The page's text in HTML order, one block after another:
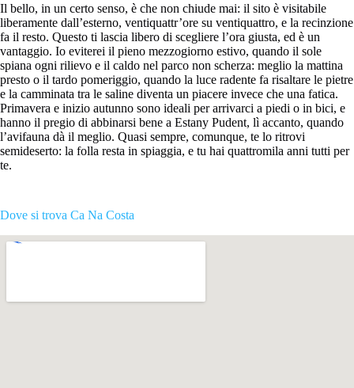
Il bello, in un certo senso, è che non chiude mai: il sito è visitabile
liberamente dall’esterno, ventiquattr’ore su ventiquattro, e la recinzione
fa il resto. Questo ti lascia libero di scegliere l’ora giusta, ed è un
vantaggio. Io eviterei il pieno mezzogiorno estivo, quando il sole
spiana ogni rilievo e il caldo nel parco non scherza: meglio la mattina
presto o il tardo pomeriggio, quando la luce radente fa risaltare le pietre
e la camminata tra le saline diventa un piacere invece che una fatica.
Primavera e inizio autunno sono ideali per arrivarci a piedi o in bici, e
hanno il pregio di abbinarsi bene a Estany Pudent, lì accanto, quando
l’avifauna dà il meglio. Quasi sempre, comunque, te lo ritrovi
semideserto: la folla resta in spiaggia, e tu hai quattromila anni tutti per
te.
Dove si trova Ca Na Costa